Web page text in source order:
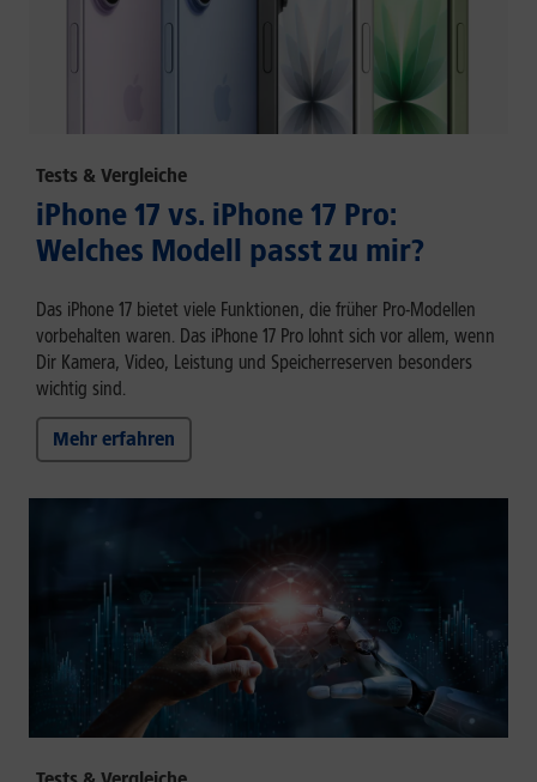
Tests & Vergleiche
iPhone 17 vs. iPhone 17 Pro:
Welches Modell passt zu mir?
Das iPhone 17 bietet viele Funktionen, die früher Pro-Modellen
vorbehalten waren. Das iPhone 17 Pro lohnt sich vor allem, wenn
Dir Kamera, Video, Leistung und Speicherreserven besonders
wichtig sind.
Mehr erfahren